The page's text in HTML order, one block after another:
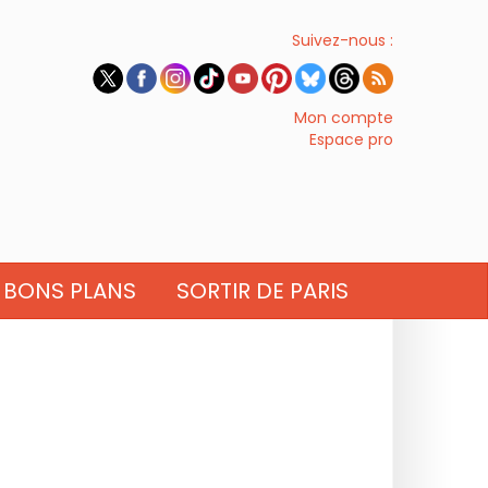
Suivez-nous :
Mon compte
Espace pro
BONS PLANS SORTIR DE PARIS